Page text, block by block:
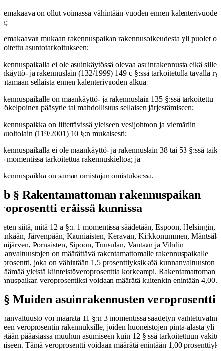
on ollut voimassa vähintään vuoden ennen kalenterivuoden
mukaan rakennuspaikan rakennusoikeudesta yli puolet on
asuntotarkoitukseen;
ei ole asuinkäytössä olevaa asuinrakennusta eikä sille
ja rakennuslain (132/1999) 149 c §:ssä tarkoitetulla tavalla
sellaista ennen kalenterivuoden alkua;
on maankäyttö- ja rakennuslain 135 §:ssä tarkoitettu
pääsytie tai mahdollisuus sellaisen järjestämiseen;
on liitettävissä yleiseen vesijohtoon ja viemäriin
(119/2001) 10 §:n mukaisesti;
ei ole maankäyttö- ja rakennuslain 38 tai 53 §:ssä
momentissa tarkoitettua rakennuskieltoa; ja
on saman omistajan omistuksessa.
b § Rakentamattoman rakennuspaikan
eräissä kunnissa
siitä, mitä 12 a §:n 1 momentissa säädetään, Espoon, Helsingin,
Järvenpään, Kauniaisten, Keravan, Kirkkonummen,
Pornaisten, Sipoon, Tuusulan, Vantaan ja Vihdin
on määrättävä rakentamattomalle rakennuspaikalle
joka on vähintään 1,5 prosenttiyksikköä kunnanvaltuuston
yleistä kiinteistöveroprosenttia korkeampi. Rakentamattoman
veroprosentiksi voidaan määrätä kuitenkin enintään 4,00.
§ Muiden asuinrakennusten veroprosentti
voi määrätä 11 §:n 3 momentissa säädetyn vaihteluvälin
veroprosentin rakennuksille, joiden huoneistojen pinta-alasta yli
pääasiassa muuhun asumiseen kuin 12 §:ssä tarkoitettuun
Tämä veroprosentti voidaan määrätä enintään 1,00